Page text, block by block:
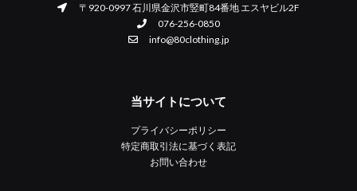
〒920-0997 石川県金沢市竪町84番地 エスヤビル2F
076-256-0850
info@80clothing.jp
当サイトについて
プライバシーポリシー
特定商取引法に基づく表記
お問い合わせ